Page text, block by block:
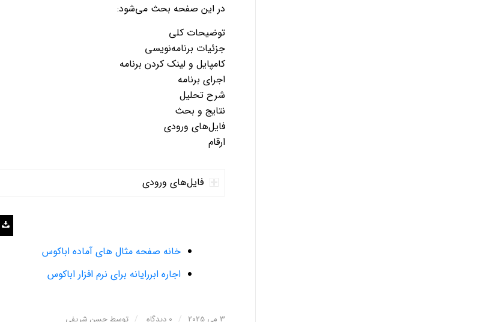
در این صفحه بحث می‌شود:
توضیحات کلی
جزئیات برنامه‌نویسی
کامپایل و لینک کردن برنامه
اجرای برنامه
شرح تحلیل
نتایج و بحث
فایل‌های ورودی
ارقام
فایل‌های ورودی
خانه صفحه مثال های آماده اباکوس
اجاره ابررایانه برای نرم افزار اباکوس
3 می 2025 / 0 دیدگاه / توسطحسن شریفی